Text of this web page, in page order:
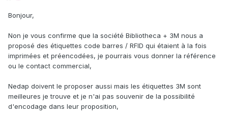
Bonjour,
Non je vous confirme que la société Bibliotheca + 3M nous a
proposé des étiquettes code barres / RFID qui étaient à la fois
imprimées et préencodées, je pourrais vous donner la référence
ou le contact commercial,
Nedap doivent le proposer aussi mais les étiquettes 3M sont
meilleures je trouve et je n'ai pas souvenir de la possibilité
d'encodage dans leur proposition,